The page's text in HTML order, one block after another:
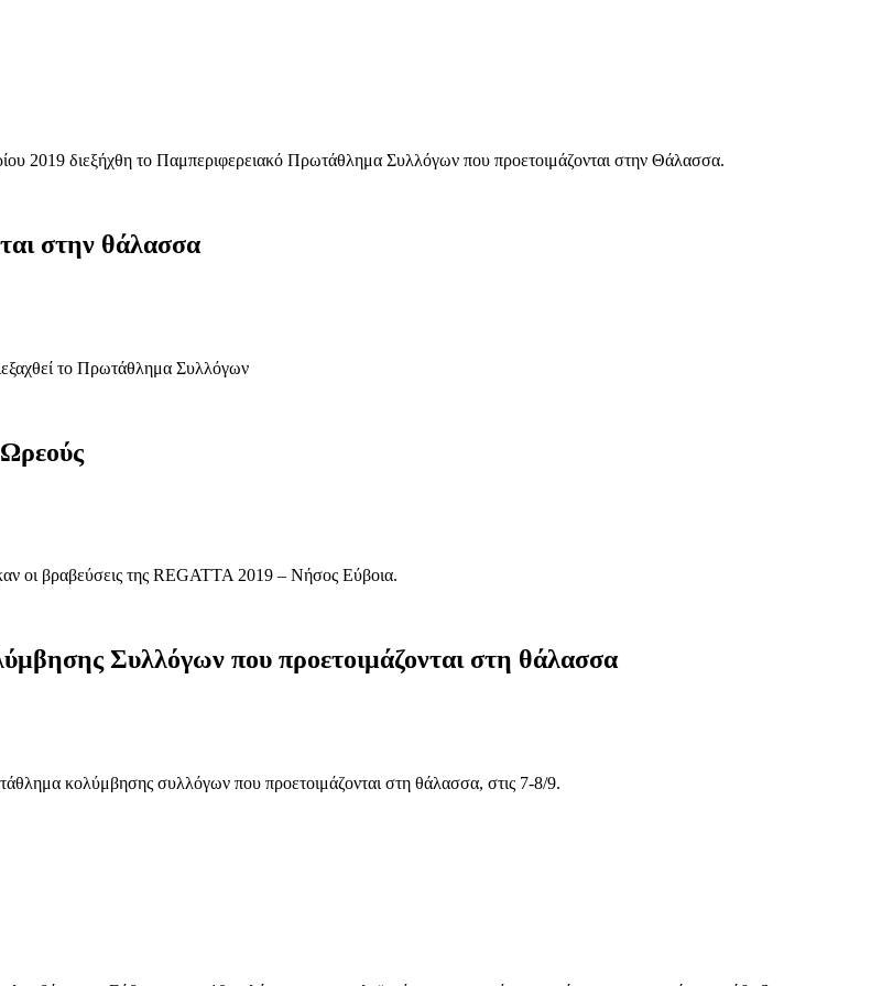
2019 διεξήχθη το Παμπεριφερειακό Πρωτάθλημα Συλλόγων που προετοιμάζονται στην Θάλασσα.
στην θάλασσα
το Πρωτάθλημα Συλλόγων
οι βραβεύσεις της REGATTA 2019 – Νήσος Εύβοια.
Συλλόγων που προετοιμάζονται στη θάλασσα
κολύμβησης συλλόγων που προετοιμάζονται στη θάλασσα, στις 7-8/9.